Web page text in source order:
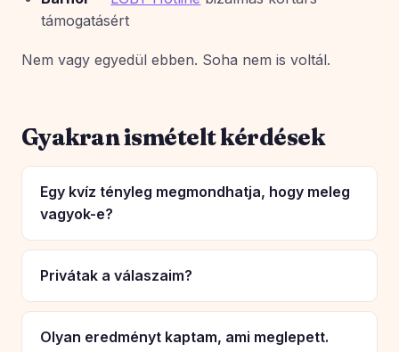
támogatásért
Nem vagy egyedül ebben. Soha nem is voltál.
Gyakran ismételt kérdések
Egy kvíz tényleg megmondhatja, hogy meleg
vagyok-e?
Privátak a válaszaim?
Olyan eredményt kaptam, ami meglepett.